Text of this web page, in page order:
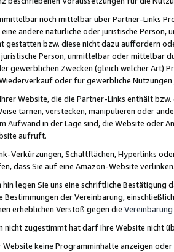
noch mittelbar über Partner-Links
andere natürliche oder juristische
gestatten bzw. diese nicht dazu auffordern
Person, unmittelbar oder mittelbar
gewerblichen Zwecken (gleich welcher Art)
oder für gewerbliche
Website, die die Partner-Links enthält
tarnen, verstecken, manipulieren oder
Aufwand in der Lage sind, die Website oder
aufruft.
Verkürzungen, Schaltflächen, Hyperlinks
dass Sie auf eine Amazon-Website
hin legen Sie uns eine schriftliche
Bestimmungen der Vereinbarung,
erheblichen Verstoß gegen die Vereinbarung
nicht zugestimmt hat darf Ihre Website nicht
Website keine Programminhalte anzeigen